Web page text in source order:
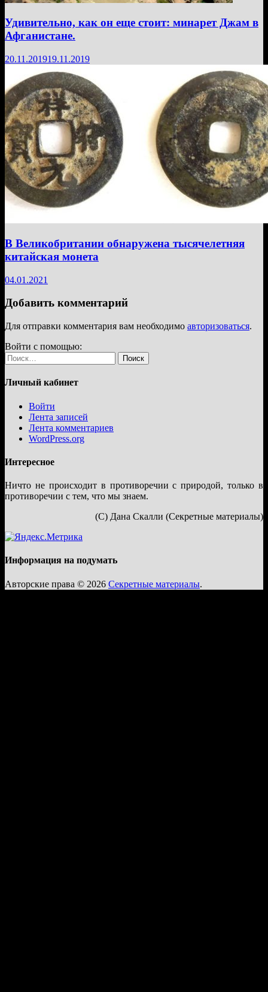
Удивительно, как он еще стоит: минарет Джам в
Афганистане.
20.11.201919.11.2019
В Великобритании обнаружена тысячелетняя
китайская монета
04.01.2021
Добавить комментарий
Для отправки комментария вам необходимо авторизоваться.
Войти с помощью:
Найти:
Личный кабинет
Войти
Лента записей
Лента комментариев
WordPress.org
Интересное
Ничто не происходит в противоречии с природой, только в
противоречии с тем, что мы знаем.
(С) Дана Скалли (Секретные материалы)
Информация на подумать
Авторские права © 2026 Секретные материалы.